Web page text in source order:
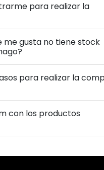
para realizar la
me gusta no tiene stock
para realizar la
con los productos